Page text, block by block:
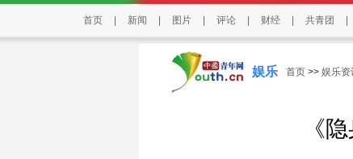
首页 新闻 图片 评论 财经 共青团
娱乐 首页 >> 娱乐资
《